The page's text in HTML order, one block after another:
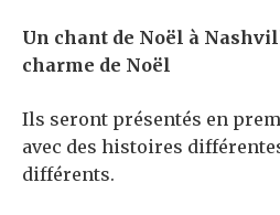
Un chant de Noël à
charme de Noël
Ils seront présentés en
avec des histoires
différents.